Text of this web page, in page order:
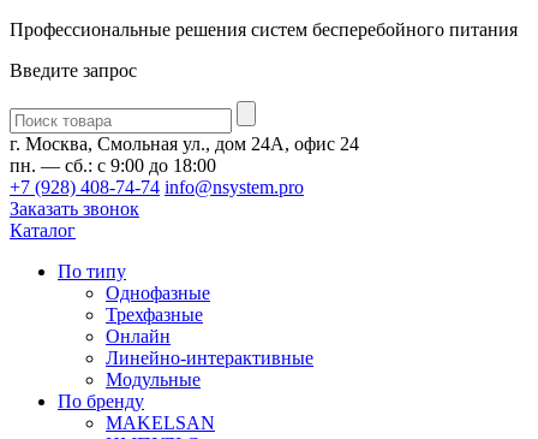
Профессиональные решения систем бесперебойного питания
Введите запрос
Введите
запрос
г. Москва, Смольная ул., дом 24А, офис 24
пн. — сб.: с 9:00 до 18:00
+7 (928) 408-74-74 info@nsystem.pro
Заказать звонок
Каталог
По типу
Однофазные
Трехфазные
Онлайн
Линейно-интерактивные
Модульные
По бренду
MAKELSAN